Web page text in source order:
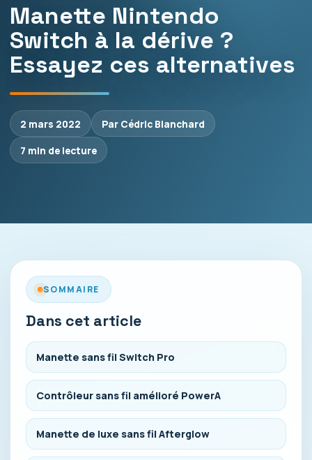
Manette Nintendo
Switch à la dérive ?
Essayez ces alternatives
2 mars 2022
Par Cédric Blanchard
7 min de lecture
SOMMAIRE
Dans cet article
Manette sans fil Switch Pro
Contrôleur sans fil amélioré PowerA
Manette de luxe sans fil Afterglow